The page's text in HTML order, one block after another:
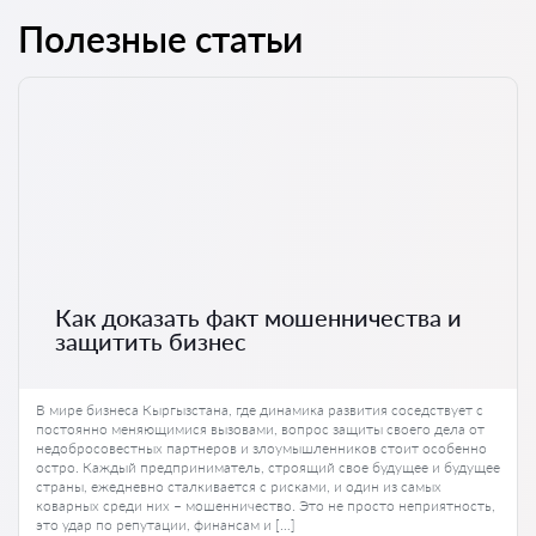
Полезные статьи
Как доказать факт мошенничества и
защитить бизнес
В мире бизнеса Кыргызстана, где динамика развития соседствует с
постоянно меняющимися вызовами, вопрос защиты своего дела от
недобросовестных партнеров и злоумышленников стоит особенно
остро. Каждый предприниматель, строящий свое будущее и будущее
страны, ежедневно сталкивается с рисками, и один из самых
коварных среди них – мошенничество. Это не просто неприятность,
это удар по репутации, финансам и […]